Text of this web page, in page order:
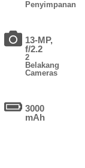
Penyimpanan
13-MP,
f/2.2
2
Belakang
Cameras
3000
mAh